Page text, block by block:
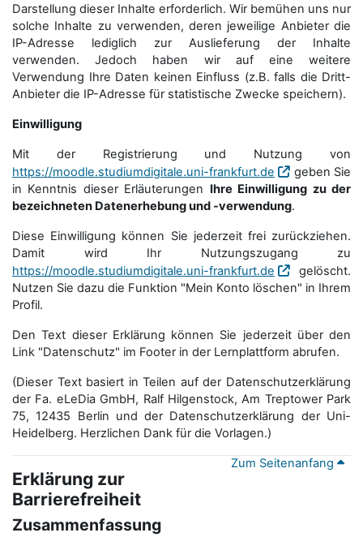
Darstellung dieser Inhalte erforderlich. Wir bemühen uns nur
solche Inhalte zu verwenden, deren jeweilige Anbieter die
IP-Adresse lediglich zur Auslieferung der Inhalte
verwenden. Jedoch haben wir auf eine weitere
Verwendung Ihre Daten keinen Einfluss (z.B. falls die Dritt-
Anbieter die IP-Adresse für statistische Zwecke speichern).
Einwilligung
Mit der Registrierung und Nutzung von
https://moodle.studiumdigitale.uni-frankfurt.de
geben Sie
in Kenntnis dieser Erläuterungen Ihre Einwilligung zu der
bezeichneten Datenerhebung und -verwendung.
Diese Einwilligung können Sie jederzeit frei zurückziehen.
Damit wird Ihr Nutzungszugang zu
https://moodle.studiumdigitale.uni-frankfurt.de
gelöscht.
Nutzen Sie dazu die Funktion "Mein Konto löschen" in Ihrem
Profil.
Den Text dieser Erklärung können Sie jederzeit über den
Link "Datenschutz" im Footer in der Lernplattform abrufen.
(Dieser Text basiert in Teilen auf der Datenschutzerklärung
der Fa. eLeDia GmbH, Ralf Hilgenstock, Am Treptower Park
75, 12435 Berlin und der Datenschutzerklärung der Uni-
Heidelberg. Herzlichen Dank für die Vorlagen.)
Zum Seitenanfang
Erklärung zur
Barrierefreiheit
Zusammenfassung